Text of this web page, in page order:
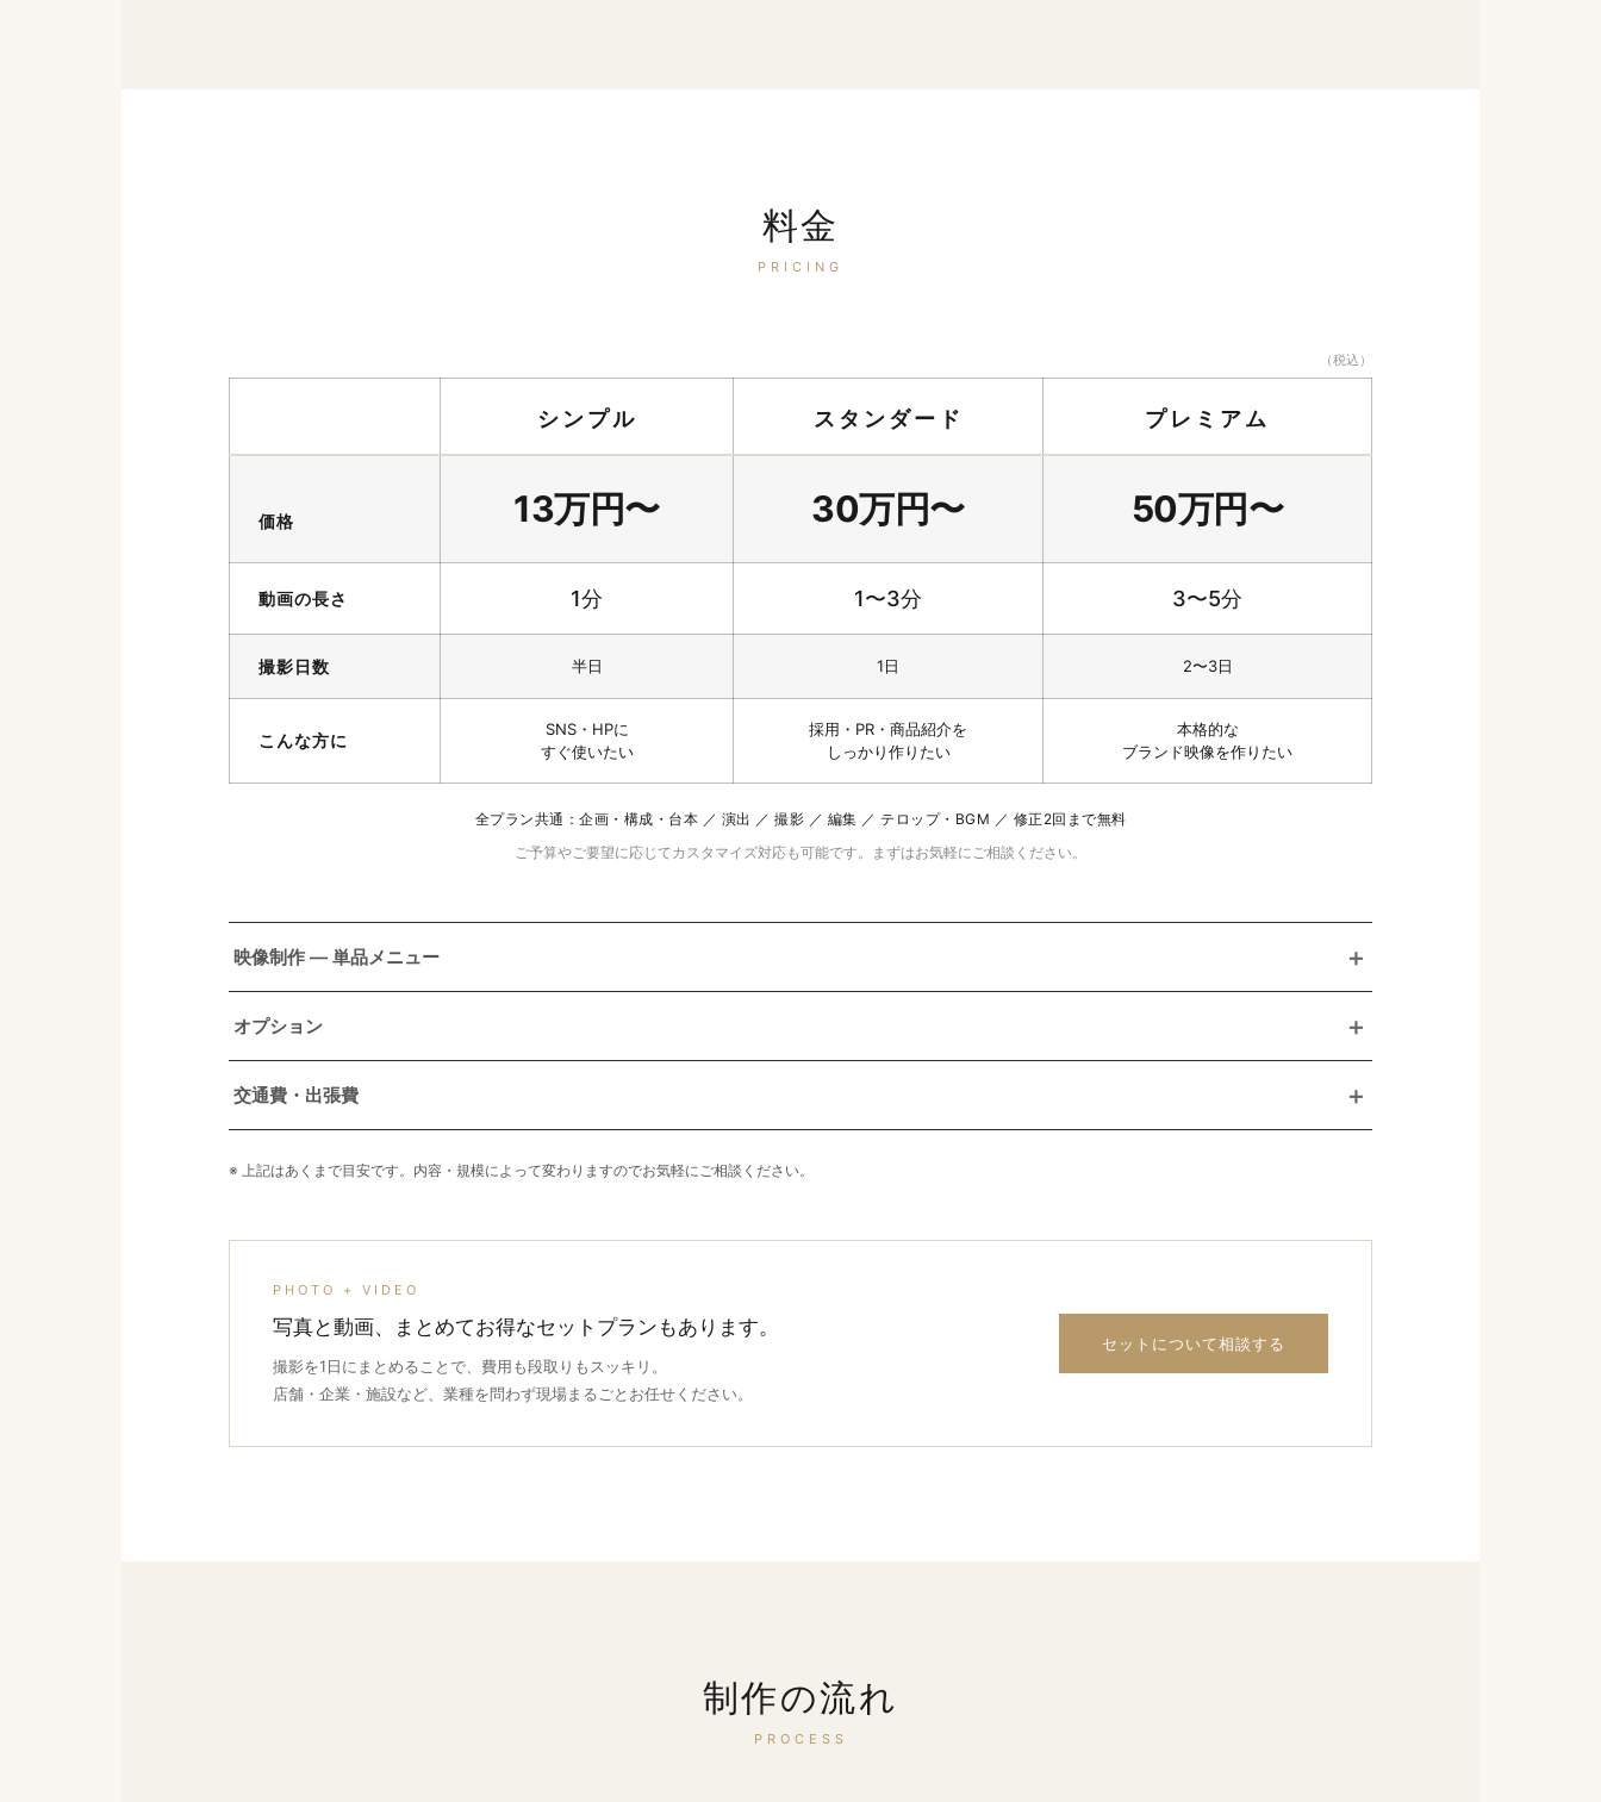
料金
PRICING
（税込）
シンプル スタンダード プレミアム
価格 13万円〜 30万円〜 50万円〜
動画の長さ 1分 1〜3分 3〜5分
撮影日数 半日 1日 2〜3日
こんな方に
SNS・HPに
すぐ使いたい
採用・PR・商品紹介を
しっかり作りたい
本格的な
ブランド映像を作りたい
全プラン共通：企画・構成・台本 ／ 演出 ／ 撮影 ／ 編集 ／ テロップ・BGM ／ 修正2回まで無料
ご予算やご要望に応じてカスタマイズ対応も可能です。まずはお気軽にご相談ください。
映像制作 — 単品メニュー ＋
オプション ＋
交通費・出張費 ＋
※ 上記はあくまで目安です。内容・規模によって変わりますのでお気軽にご相談ください。
PHOTO + VIDEO
写真と動画、まとめてお得なセットプランもあります。
撮影を1日にまとめることで、費用も段取りもスッキリ。
店舗・企業・施設など、業種を問わず現場まるごとお任せください。
セットについて相談する
制作の流れ
PROCESS